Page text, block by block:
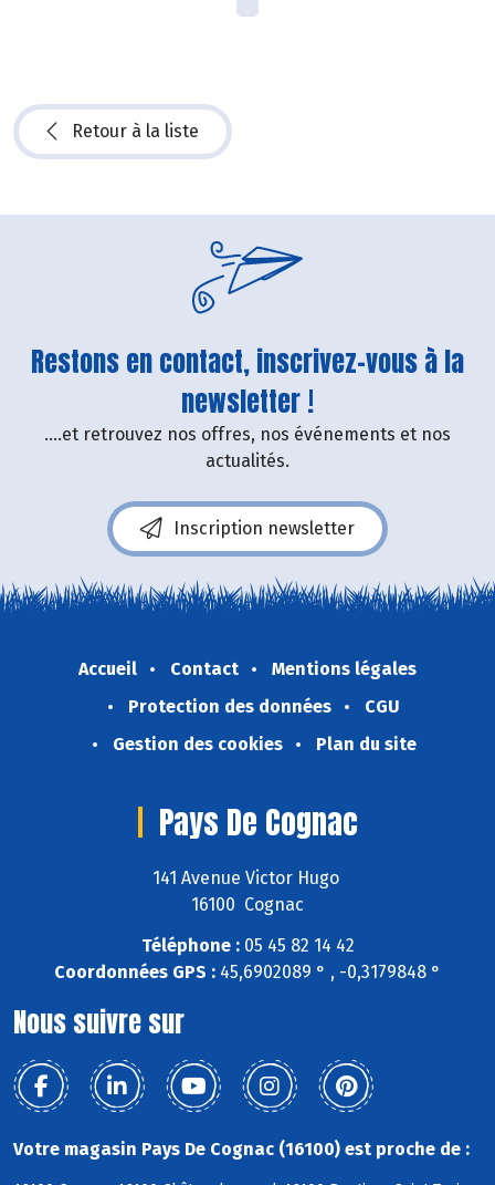
Retour à la liste
Restons en contact, inscrivez-vous à la
newsletter !
....et retrouvez nos offres, nos événements et nos
actualités.
Inscription newsletter
Accueil Contact
Mentions légales
Protection des données
CGU
Gestion des cookies
Plan du site
Pays De Cognac
141 Avenue Victor Hugo
16100 Cognac
Téléphone :05 45 82 14 42
Coordonnées GPS : 45,6902089 ° , -0,3179848 °
Nous suivre sur
Votre magasin Pays De Cognac (16100) est proche de :